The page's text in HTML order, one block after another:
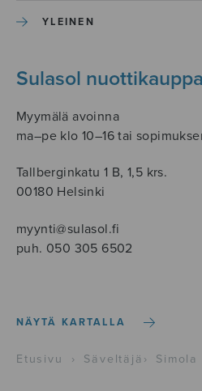
YLEINEN
Sulasol nuottikauppa
Myymälä avoinna
ma–pe klo 10–16 tai
Tallberginkatu 1 B, 1,5 krs.
00180 Helsinki
myynti@sulasol.fi
puh. 050 305 6502
NÄYTÄ KARTALLA
Etusivu › Säveltäjä › Simola